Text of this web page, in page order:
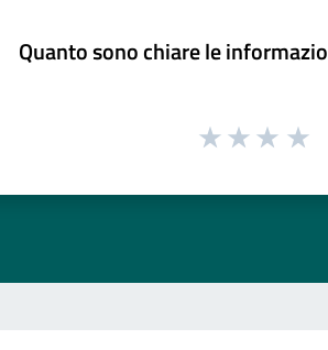
Quanto sono chiare le